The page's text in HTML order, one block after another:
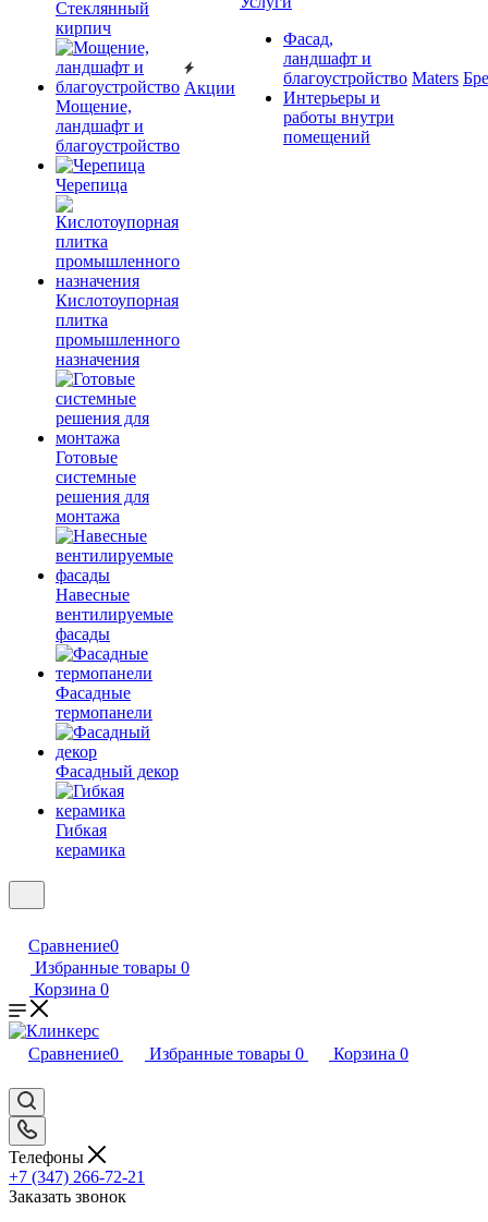
Cтеклянный
кирпич
Мощение,
ландшафт и
благоустройство
Черепица
Кислотоупорная
плитка
промышленного
назначения
Готовые
системные
решения для
монтажа
Навесные
вентилируемые
фасады
Фасадные
термопанели
Фасадный декор
Гибкая
керамика
Акции
Фасад,
ландшафт и
благоустройство
Интерьеры и
работы внутри
помещений
Maters
Сравнение0
Избранные товары 0
Корзина 0
Сравнение0 Избранные товары 0 Корзина 0
Телефоны
+7 (347) 266-72-21
Заказать звонок